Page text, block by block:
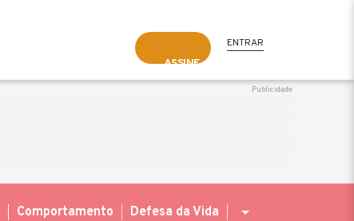
ASSINE
ENTRAR
Comportamento Defesa da Vida